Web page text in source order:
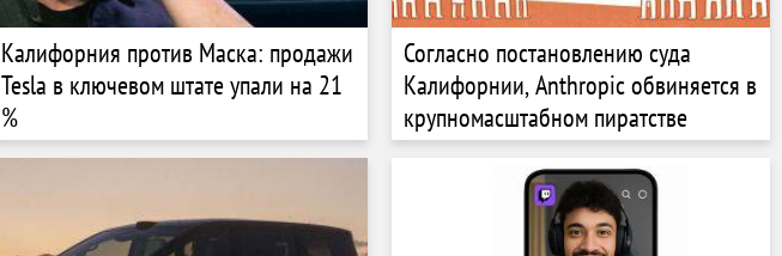
Калифорния против Маска: продажи
Tesla в ключевом штате упали на 21
%
Согласно постановлению суда
Калифорнии, Anthropic обвиняется в
крупномасштабном пиратстве